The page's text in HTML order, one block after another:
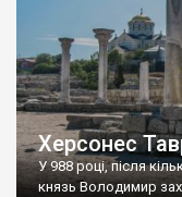
Херсонес
У 988 році, після
князь Володимир